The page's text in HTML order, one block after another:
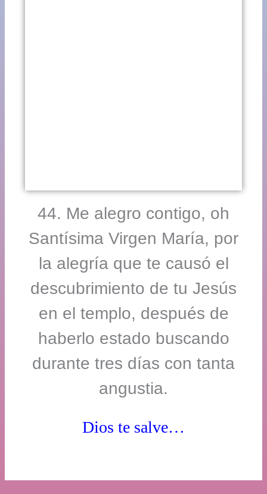
44. Me alegro contigo, oh
Santísima Virgen María, por
la alegría que te causó el
descubrimiento de tu Jesús
en el templo, después de
haberlo estado buscando
durante tres días con tanta
angustia.
Dios te salve…